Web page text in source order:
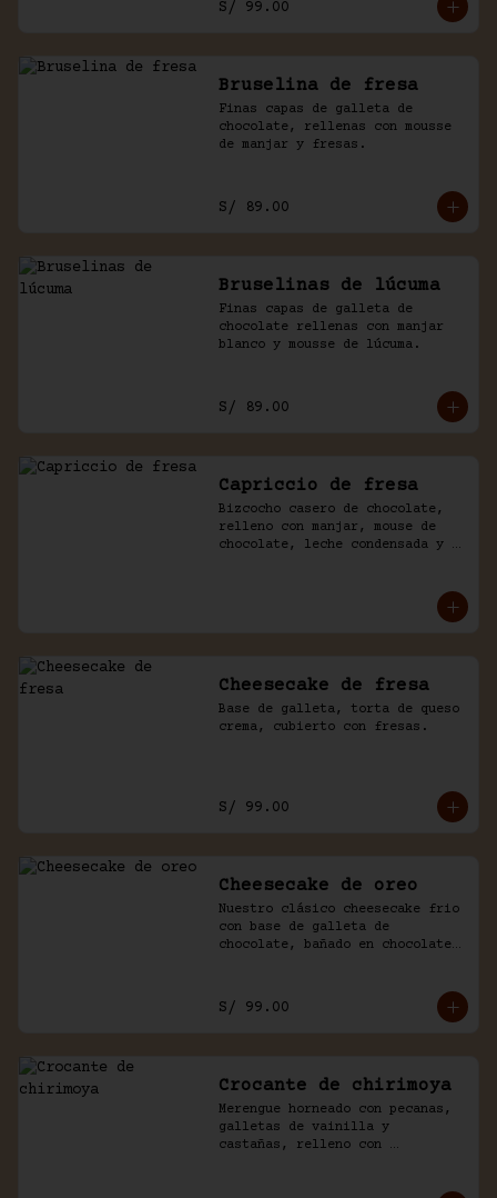
S/ 99.00
Bruselina de fresa
Finas capas de galleta de
chocolate, rellenas con mousse
de manjar y fresas.
S/ 89.00
Bruselinas de lúcuma
Finas capas de galleta de
chocolate rellenas con manjar
blanco y mousse de lúcuma.
S/ 89.00
Capriccio de fresa
Bizcocho casero de chocolate,
relleno con manjar, mouse de
chocolate, leche condensada y
Cheesecake de fresa
Base de galleta, torta de queso
crema, cubierto con fresas.
S/ 99.00
Cheesecake de oreo
Nuestro clásico cheesecake frio
con base de galleta de
chocolate, bañado en chocolate
S/ 99.00
Crocante de chirimoya
Merengue horneado con pecanas,
galletas de vainilla y
castañas, relleno con